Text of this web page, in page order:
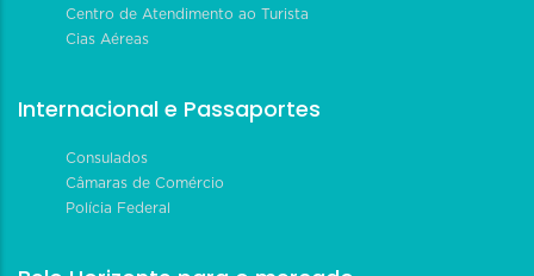
Centro de Atendimento ao Turista
Cias Aéreas
Internacional e Passaportes
Consulados
Câmaras de Comércio
Polícia Federal